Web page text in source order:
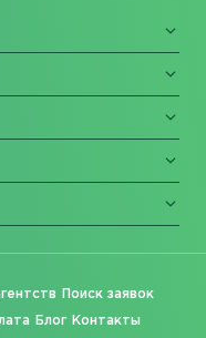
Поиск заявок
Блог Контакты